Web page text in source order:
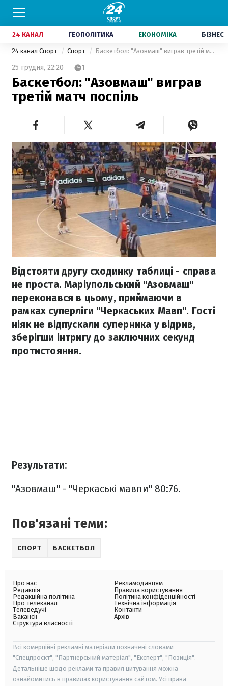
24 КАНАЛ ГЕОПОЛІТИКА ЕКОНОМІКА БІЗНЕС
24 канал Спорт Спорт Баскетбол: "Азовмаш" виграв третій матч поспіль
25 грудня, 22:20 1
Баскетбол: "Азовмаш" виграв
третій матч поспіль
Відстояти другу сходинку таблиці - справа
не проста. Маріупольський "Азовмаш"
переконався в цьому, приймаючи в
рамках суперліги "Черкаських Мавп". Гості
ніяк не відпускали суперника у відрив,
зберігши інтригу до заключних секунд
протистояння.
Результати:
"Азовмаш" - "Черкаські мавпи" 80:76.
Пов'язані теми:
СПОРТ БАСКЕТБОЛ
Про нас
Редакція
Редакційна політика
Про телеканал
Телеведучі
Вакансії
Структура власності
Рекламодавцям
Правила користування
Політика конфіденційності
Технічна інформація
Контакти
Архів
Всі комерційні рекламні матеріали позначені словами
"Спецпроєкт", "Партнерський матеріал", "Експерт", "Позиція".
Детальніше щодо реклами та правил цитування можна
ознайомитись в правилах користування сайтом. Усі права